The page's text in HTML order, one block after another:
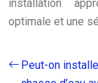
installation
optimale et une
Peut-on